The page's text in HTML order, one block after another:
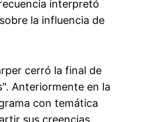
interpretó
la influencia de
cerró la final de
Anteriormente en la
con temática
sus creencias